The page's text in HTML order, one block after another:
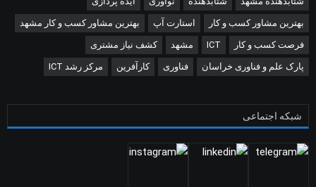
بهترین مشاور کسب و کار استارت آپ بهترین مشاور کسب و کار مشهد
فرصت کسب و کار ICT مشهد کشف نیاز مشتری
پارک علم و فناوری خراسان فناوری کارآفرین مرکز رشد ICT
شبکه اجتماعی